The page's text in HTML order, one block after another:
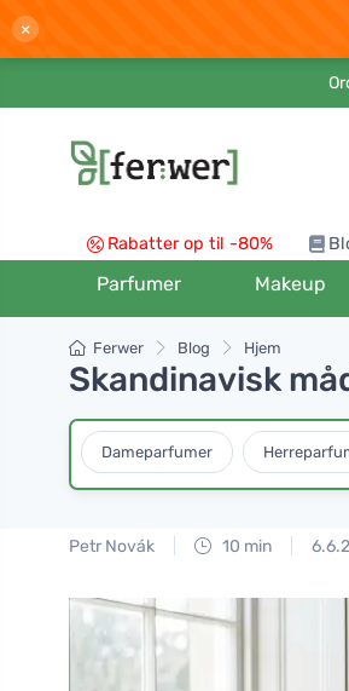
×
Rabatter op til -80%
Parfumer Makeup
Ferwer Blog Hjem
Skandinavisk
Dameparfumer
Petr Novák 10 min